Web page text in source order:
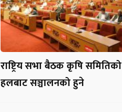
राष्ट्रिय सभा बैठक कृषि समितिको
हलबाट सञ्चालनको हुने